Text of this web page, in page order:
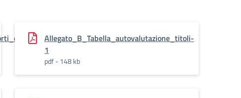
Allegato_B_Tabella_autovalutazione_titoli-
1
pdf - 148 kb